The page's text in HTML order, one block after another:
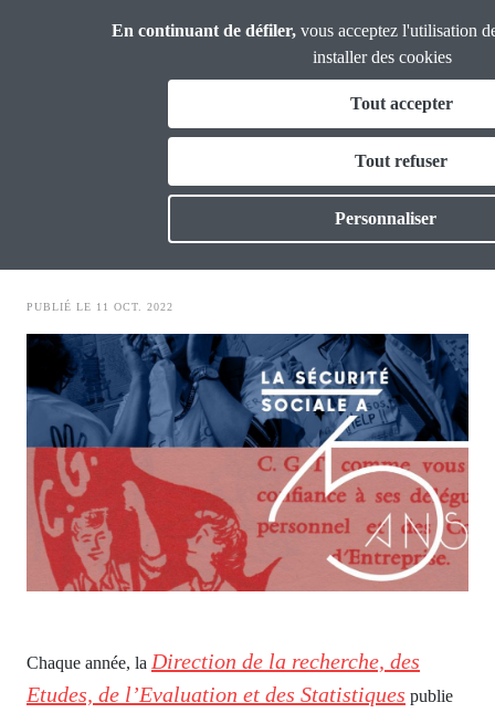
Analyses et
Thématiques
Mémo Sécu n°1 - La retraite et les
PUBLIÉ LE 11 OCT. 2022
Image
Chaque année, la Direction de la recherche, des
Etudes, de l’Evaluation et des Statistiques publie
En continuant de défiler, vous acceptez l'utilisation
installer des cookies
Tout accepter
Tout refuser
Personnaliser